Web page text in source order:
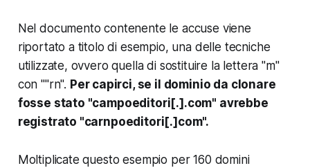
Nel documento contenente le accuse viene
riportato a titolo di esempio, una delle tecniche
utilizzate, ovvero quella di sostituire la lettera "m"
con ""rn". Per capirci, se il dominio da clonare
fosse stato "campoeditori[.].com" avrebbe
registrato "carnpoeditori[.]com".
Moltiplicate questo esempio per 160 domini